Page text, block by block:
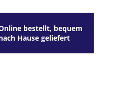
bestellt, bequem
Hause geliefert